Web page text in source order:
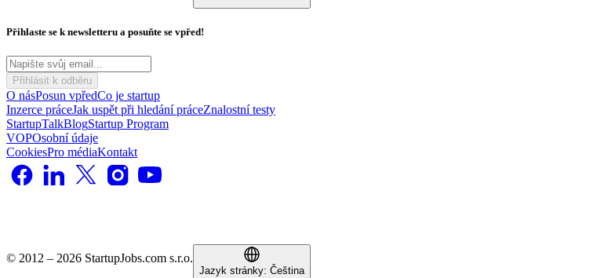
Přihlaste se k newsletteru a posuňte se vpřed!
Přihlásit k odběru
O násPosun vpředCo je startup
Inzerce práceJak uspět při hledání práceZnalostní testy
StartupTalkBlogStartup Program
VOPOsobní údaje
CookiesPro médiaKontakt
© 2012 – 2026 StartupJobs.com s.r.o.
Jazyk stránky: Čeština